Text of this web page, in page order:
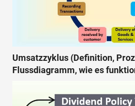
Umsatzzyklus (Definition,
Flussdiagramm, wie es